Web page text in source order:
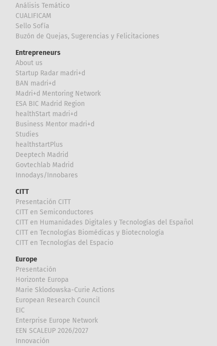
Análisis Temático
CUALIFICAM
Sello Sofía
Buzón de Quejas, Sugerencias y Felicitaciones
Entrepreneurs
About us
Startup Radar madri+d
BAN madri+d
Madri+d Mentoring Network
ESA BIC Madrid Region
healthStart madri+d
Business Mentor madri+d
Studies
healthstartPlus
Deeptech Madrid
Govtechlab Madrid
Innodays/Innobares
CITT
Presentación CITT
CITT en Semiconductores
CITT en Humanidades Digitales y Tecnologías del Español
CITT en Tecnologías Biomédicas y Biotecnología
CITT en Tecnologías del Espacio
Europe
Presentación
Horizonte Europa
Marie Sklodowska-Curie Actions
European Research Council
EIC
Enterprise Europe Network
EEN SCALEUP 2026/2027
Innovación